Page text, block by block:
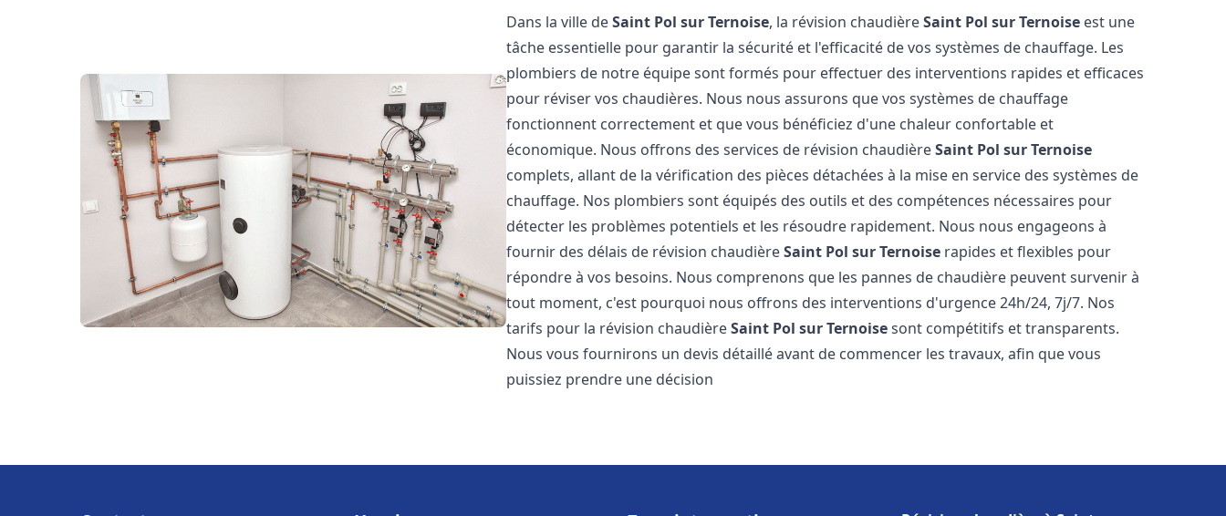
Dans la ville deSaint Pol sur Ternoise, la révision chaudièreSaint Pol sur Ternoise est une
tâche essentielle pour garantir la sécurité et l'efficacité de vos systèmes de chauffage. Les
plombiers de notre équipe sont formés pour effectuer des interventions rapides et efficaces
pour réviser vos chaudières. Nous nous assurons que vos systèmes de chauffage
fonctionnent correctement et que vous bénéficiez d'une chaleur confortable et
économique. Nous offrons des services de révision chaudièreSaint Pol sur Ternoise
complets, allant de la vérification des pièces détachées à la mise en service des systèmes de
chauffage. Nos plombiers sont équipés des outils et des compétences nécessaires pour
détecter les problèmes potentiels et les résoudre rapidement. Nous nous engageons à
fournir des délais de révision chaudièreSaint Pol sur Ternoise rapides et flexibles pour
répondre à vos besoins. Nous comprenons que les pannes de chaudière peuvent survenir à
tout moment, c'est pourquoi nous offrons des interventions d'urgence 24h/24, 7j/7. Nos
tarifs pour la révision chaudièreSaint Pol sur Ternoisesont compétitifs et transparents.
Nous vous fournirons un devis détaillé avant de commencer les travaux, afin que vous
puissiez prendre une décision